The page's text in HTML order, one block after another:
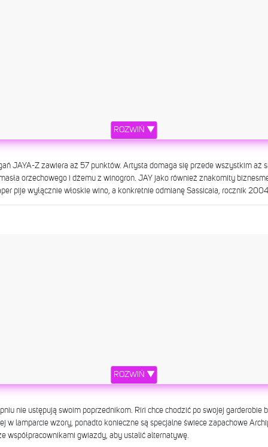
przez Madonna (@madonna) 2 Maj, 2017 o 11:56 PDT
ROZWIŃ ▼
JAYA-Z zawiera aż 57 punktów. Artysta domaga się przede wszystkim aż
orzechowego i dżemu z winogron. JAY jako również znakomity
pije wyłącznie włoskie wino, a konkretnie odmianę Sassicaia, rocznik
ROZWIŃ ▼
nie ustępują swoim poprzednikom. Riri chce chodzić po swojej garderobie
w lamparcie wzory, ponadto konieczne są specjalne świece zapachowe
współpracownikami gwiazdy, aby ustalić alternatywę.